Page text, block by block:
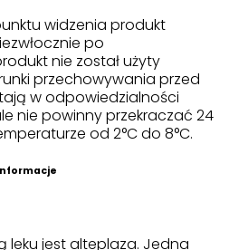
widzenia produkt
po
nie został użyty
przechowywania przed
w odpowiedzialności
nie powinny przekraczać 24
od 2°C do 8°C.
leku jest alteplaza. Jedna